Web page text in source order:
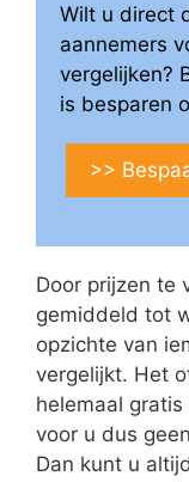
Wilt u direct
aannemers
vergelijken?
is besparen
>>
Door prijzen te
gemiddeld tot
opzichte van
vergelijkt. Het
helemaal
voor u dus
Dan kunt u